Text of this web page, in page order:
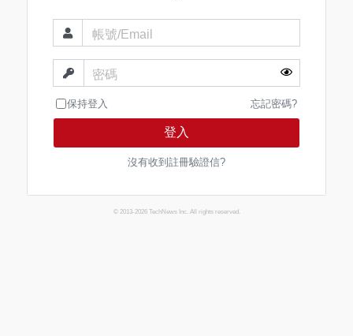
帳號/Email
密碼
保持登入 忘記密碼?
登入
沒有收到註冊驗證信?
© 2013-2026 TechNews Inc. All rights reserved.